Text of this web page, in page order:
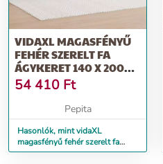
VIDAXL MAGASFÉNYŰ
FEHÉR SZERELT FA
ÁGYKERET 140 X 200
CM
54 410 Ft
Pepita
Hasonlók, mint vidaXL
magasfényű fehér szerelt fa
ágykeret 140 x 200 cm